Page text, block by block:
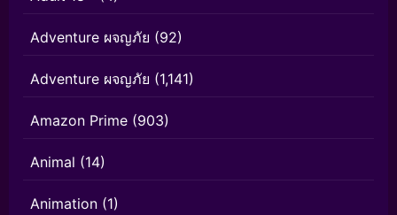
Adventure ผจญภัย (92)
Adventure ผจญภัย (1,141)
Amazon Prime (903)
Animal (14)
Animation (1)